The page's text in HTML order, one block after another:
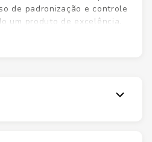
de padronização e controle
um produto de excelência.
como fonte natural de
Vida é perfeito para ser
bebidas. Benefícios: ¿ Mel